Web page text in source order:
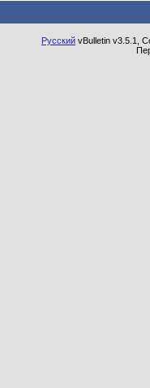
Русский vBulletin v3.5.1,